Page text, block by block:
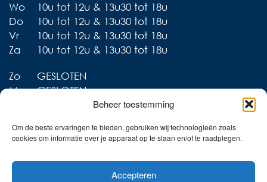
Beheer toestemming
Om de beste ervaringen te bieden, gebruiken wij technologieën zoals
cookies om informatie over je apparaat op te slaan en/of te raadplegen.
Accepteren
Wo
10u tot 12u & 13u30 tot 18u
Do
10u tot 12u & 13u30 tot 18u
Vr
10u tot 12u & 13u30 tot 18u
Za
10u tot 12u & 13u30 tot 18u
Zo
GESLOTEN
Ma
GESLOTEN
Liever thuis shoppen?
Ontdek onze collecties in